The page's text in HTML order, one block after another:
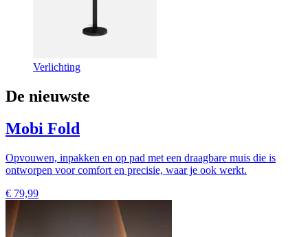
Verlichting
De nieuwste
Mobi Fold
Opvouwen, inpakken en op pad met een draagbare muis die is
ontworpen voor comfort en precisie, waar je ook werkt.
€ 79,99